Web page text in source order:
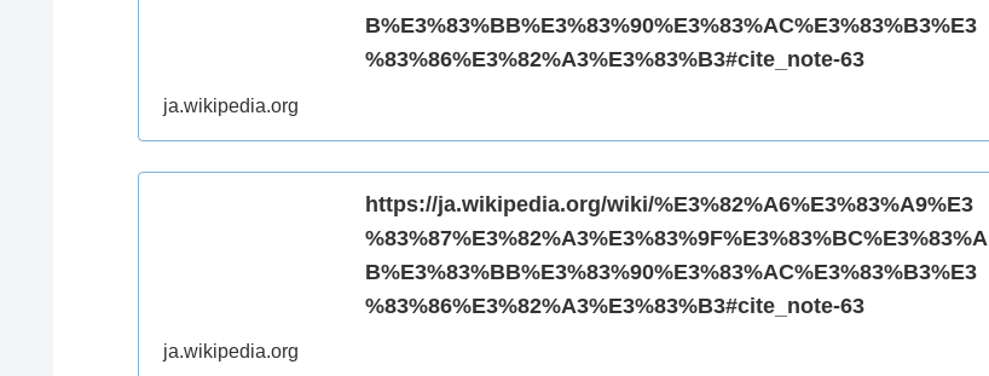
B%E3%83%BB%E3%83%90%E3%83%AC%E3%83%B3%E3
%83%86%E3%82%A3%E3%83%B3#cite_note-63
ja.wikipedia.org
https://ja.wikipedia.org/wiki/%E3%82%A6%E3%83%A9%E3
%83%87%E3%82%A3%E3%83%9F%E3%83%BC%E3%83%A
B%E3%83%BB%E3%83%90%E3%83%AC%E3%83%B3%E3
%83%86%E3%82%A3%E3%83%B3#cite_note-63
ja.wikipedia.org